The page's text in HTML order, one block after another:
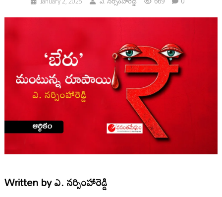
Written byఎ. నర్సింహారెడ్డి